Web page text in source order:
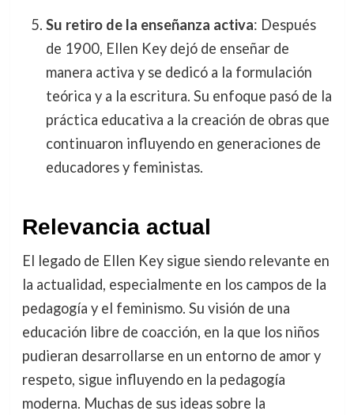
Su retiro de la enseñanza activa: Después
de 1900, Ellen Key dejó de enseñar de
manera activa y se dedicó a la formulación
teórica y a la escritura. Su enfoque pasó de la
práctica educativa a la creación de obras que
continuaron influyendo en generaciones de
educadores y feministas.
Relevancia actual
El legado de Ellen Key sigue siendo relevante en
la actualidad, especialmente en los campos de la
pedagogía y el feminismo. Su visión de una
educación libre de coacción, en la que los niños
pudieran desarrollarse en un entorno de amor y
respeto, sigue influyendo en la pedagogía
moderna. Muchas de sus ideas sobre la